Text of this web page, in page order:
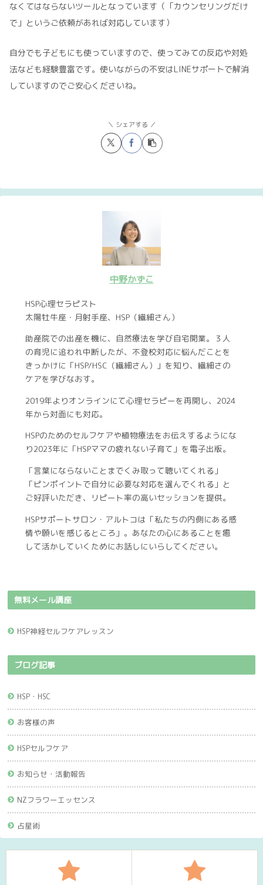
なくてはならないツールとなっています（「カウンセリングだけ
で」というご依頼があれば対応しています）
自分でも子どもにも使っていますので、使ってみての反応や対処
法なども経験豊富です。使いながらの不安はLINEサポートで解消
していますのでご安心くださいね。
シェアする
中野かずこ
HSP心理セラピスト
太陽牡牛座・月射手座、HSP（繊細さん）
助産院での出産を機に、自然療法を学び自宅開業。３人
の育児に追われ中断したが、不登校対応に悩んだことを
きっかけに「HSP/HSC（繊細さん）」を知り、繊細さの
ケアを学びなおす。
2019年よりオンラインにて心理セラピーを再開し、2024
年から対面にも対応。
HSPのためのセルフケアや植物療法をお伝えするようにな
り2023年に「HSPママの疲れない子育て」を電子出版。
「言葉にならないことまでくみ取って聴いてくれる」
「ピンポイントで自分に必要な対応を選んでくれる」と
ご好評いただき、リピート率の高いセッションを提供。
HSPサポートサロン・アルトコは「私たちの内側にある感
情や願いを感じるところ」。あなたの心にあることを癒
して活かしていくためにお話しにいらしてください。
無料メール講座
HSP神経セルフケアレッスン
ブログ記事
HSP・HSC
お客様の声
HSPセルフケア
お知らせ・活動報告
NZフラワーエッセンス
占星術